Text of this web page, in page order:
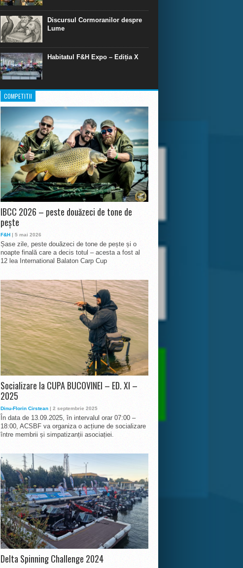
Discursul Cormoranilor despre
Lume
Habitatul F&H Expo – Ediția X
COMPETITII
IBCC 2026 – peste douăzeci de tone de
pește
F&H | 5 mai 2026
Șase zile, peste douăzeci de tone de pește și o
noapte finală care a decis totul – acesta a fost al
12 lea International Balaton Carp Cup
Socializare la CUPA BUCOVINEI – ED. XI –
2025
Dinu-Florin Cirstean | 2 septembrie 2025
În data de 13.09.2025, în intervalul orar 07:00 –
18:00, ACSBF va organiza o acțiune de socializare
între membrii și simpatizanții asociației.
Delta Spinning Challenge 2024